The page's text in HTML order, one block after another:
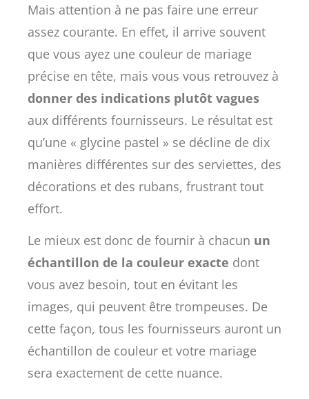
Mais attention à ne pas faire une erreur
assez courante. En effet, il arrive souvent
que vous ayez une couleur de mariage
précise en tête, mais vous vous retrouvez à
donner des indications plutôt vagues
aux différents fournisseurs. Le résultat est
qu’une « glycine pastel » se décline de dix
manières différentes sur des serviettes, des
décorations et des rubans, frustrant tout
effort.
Le mieux est donc de fournir à chacun un
échantillon de la couleur exacte dont
vous avez besoin, tout en évitant les
images, qui peuvent être trompeuses. De
cette façon, tous les fournisseurs auront un
échantillon de couleur et votre mariage
sera exactement de cette nuance.